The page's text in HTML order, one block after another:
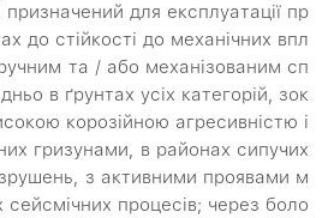
для експлуатації пр
до стійкості до механічних впл
та / або механізованим сп
в ґрунтах усіх категорій, зок
корозійною агресивністю і
гризунами, в районах сипучих
зрушень, з активними проявами м
сейсмічних процесів; через боло